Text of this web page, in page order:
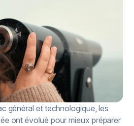
général et technologique, les
ont évolué pour mieux préparer